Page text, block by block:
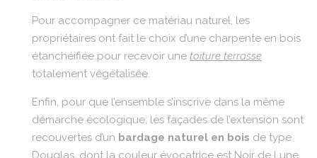
Pour accompagner ce matériau naturel, les
propriétaires ont fait le choix d’une charpente en bois
étanchéifiée pour recevoir une toiture terrasse
totalement végétalisée.
Enfin, pour que l’ensemble s’inscrive dans la même
démarche écologique, les façades de l’extension sont
recouvertes d’un bardage naturel en bois de type